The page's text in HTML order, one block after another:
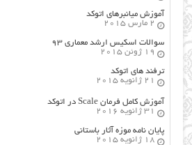
آموزش میانبرهای اتوکد
2 مارس 2015
سوالات اسکیس ارشد معماری ۹۳
19 ژوئن 2015
ترفند های اتوکد
21 ژانویه 2015
آموزش کامل فرمان Scale در اتوکد
31 ژانویه 2016
پایان نامه موزه آثار باستانی
18 ژانویه 2015